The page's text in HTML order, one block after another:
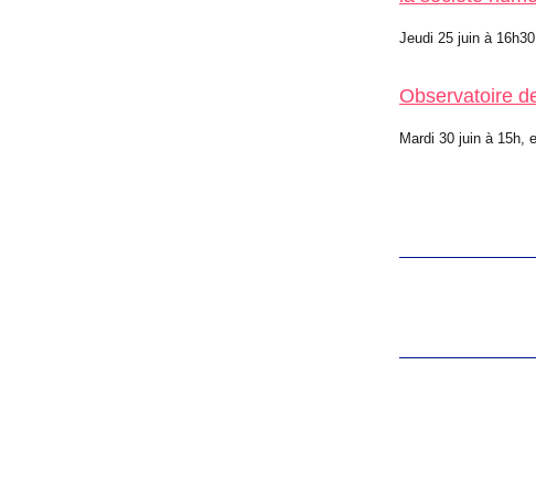
Jeudi 25 juin à
Observatoire
Mardi 30 juin à 15h,